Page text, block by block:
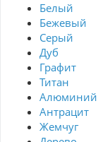
Белый
Бежевый
Серый
Дуб
Графит
Титан
Алюминий
Антрацит
Жемчуг